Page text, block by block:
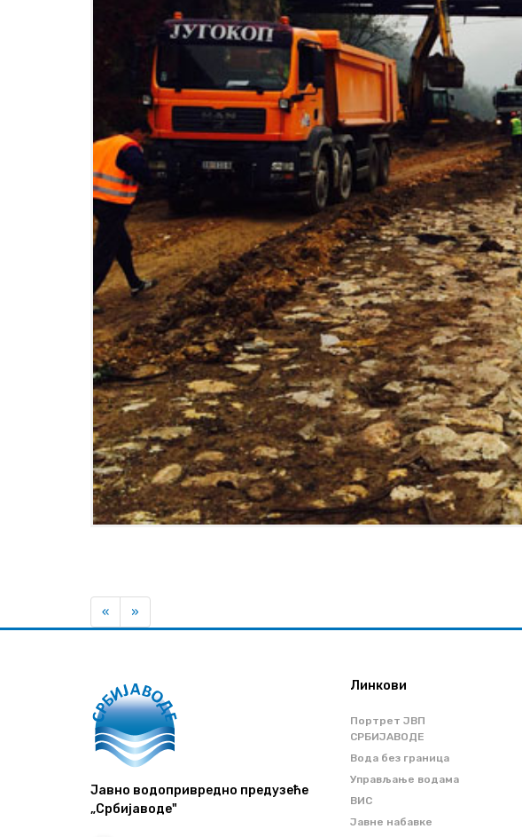
«Previous
»
Јавно водопривредно предузеће
„Србијаводе"
Линкови
Портрет ЈВП
СРБИЈАВОДЕ
Вода без граница
Управљање водама
ВИС
Јавне набавке